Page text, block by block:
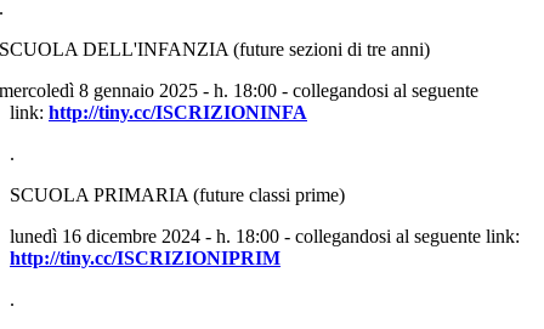
DELL'INFANZIA (future sezioni di tre anni)
8 gennaio 2025 - h. 18:00 - collegandosi al seguente
link: http://tiny.cc/ISCRIZIONINFA
.
SCUOLA PRIMARIA (future classi prime)
lunedì 16 dicembre 2024 - h. 18:00 - collegandosi al seguente link:
http://tiny.cc/ISCRIZIONIPRIM
.